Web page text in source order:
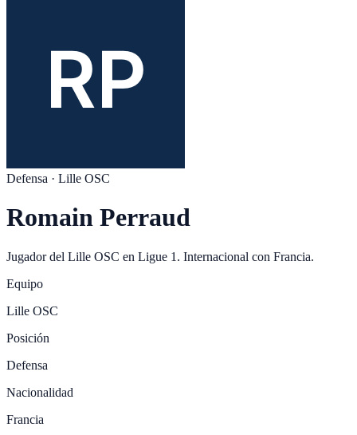
Defensa · Lille OSC
Romain Perraud
Jugador del Lille OSC en Ligue 1 . Internacional con Francia.
Equipo
Lille OSC
Posición
Defensa
Nacionalidad
Francia